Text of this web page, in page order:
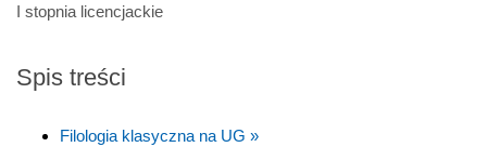
I stopnia licencjackie
Spis treści
Filologia klasyczna na UG »